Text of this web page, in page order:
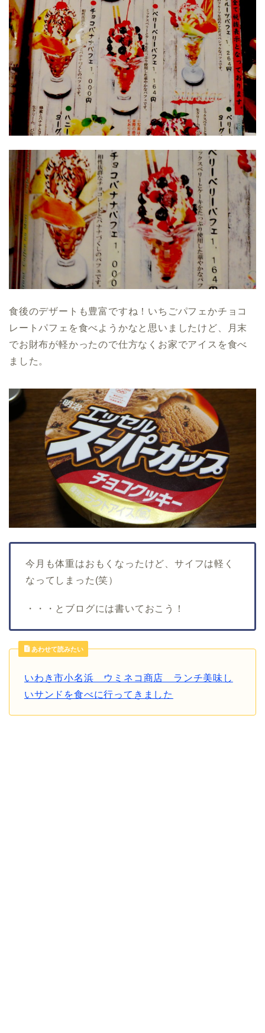
食後のデザートも豊富ですね！いちごパフェかチョコ
レートパフェを食べようかなと思いましたけど、月末
でお財布が軽かったので仕方なくお家でアイスを食べ
ました。
今月も体重はおもくなったけど、サイフは軽く
なってしまった(笑）
・・・とブログには書いておこう！
あわせて読みたい
いわき市小名浜 ウミネコ商店 ランチ美味し
いサンドを食べに行ってきました